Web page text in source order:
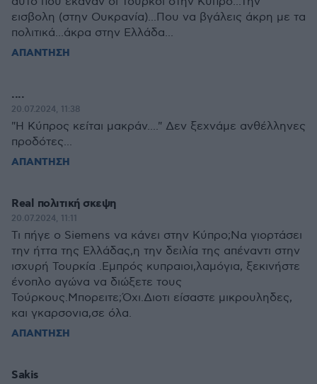
εισβολη (στην Ουκρανία)...Που να βγάλεις άκρη με τα
πολιτικά...άκρα στην Ελλάδα...
ΑΠΑΝΤΗΣΗ
....
20.07.2024, 11:38
"Η Κύπρος κείται μακράν...." Δεν ξεχνάμε ανθέλληνες
προδότες...
ΑΠΑΝΤΗΣΗ
Real πολιτική σκεψη
20.07.2024, 11:11
Τι πήγε ο Siemens να κάνει στην Κύπρο;Να γιορτάσει
την ήττα της Ελλάδας,η την δειλία της απέναντι στην
ισχυρή Τουρκία .Εμπρός κυπραιοι,λαμόγια, ξεκινήστε
ένοπλο αγώνα να διώξετε τους
Τούρκους.Μπορειτε;Όχι.Διοτι είσαστε μικρουληδες,
και γκαρσονια,σε όλα.
ΑΠΑΝΤΗΣΗ
Sakis